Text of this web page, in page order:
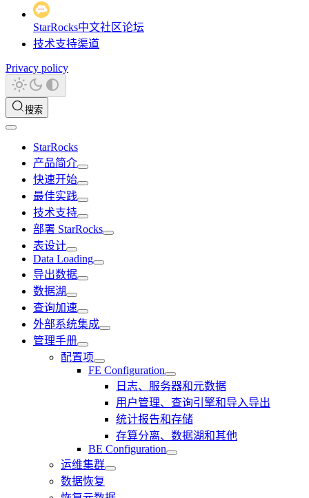
StarRocks中文社区论坛
技术支持渠道
Privacy policy
搜索
StarRocks
产品简介
快速开始
最佳实践
技术支持
部署 StarRocks
表设计
Data Loading
导出数据
数据湖
查询加速
外部系统集成
管理手册
配置项
FE Configuration
日志、服务器和元数据
用户管理、查询引擎和导入导出
统计报告和存储
存算分离、数据湖和其他
BE Configuration
运维集群
数据恢复